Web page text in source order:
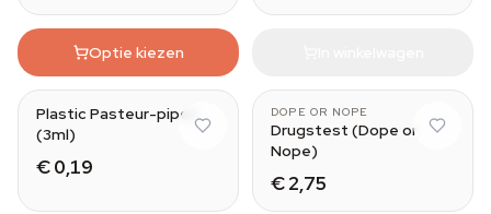
Optie kiezen
Plastic Pasteur-pipet
(3ml)
€ 0,19
DOPE OR NOPE
Drugstest (Dope or
Nope)
€ 2,75